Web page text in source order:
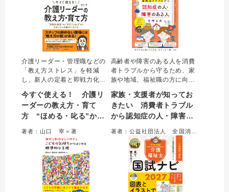
介護リーダー・管理職などの
「教え方ストレス」を軽減
し、新人の定着と即戦力化を
ガイド。心理学と教育理論に
もとづいた具体的な「教え方
の型」を提示し、指導者が
る、明日から使えるノウハウ
を網羅した一冊。
今すぐ使える！ 介護リ
ーダーの教え方・育て
方 “ほめる・叱る”か
ら“ＯＪＴ・１ｏｎ１”ま
でスタッフへの声かけ〇
著者：山口 宰＝著
高齢者や障害のある人を消費
者トラブルから守るため、家
族や地域、福祉職の方に向け
ンへの「気づき」や、心に寄
り添う「声かけ」、専門機関
への「つなぎ」かたを、具体
く解説した。
家族・支援者が知ってお
きたい 消費者トラブル
から認知症の人・障害の